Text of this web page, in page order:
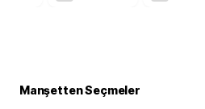
Manşetten Seçmeler